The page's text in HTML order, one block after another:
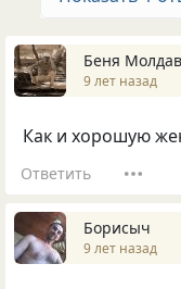
Беня
9 лет назад
Как и хорошую
Ответить
Борисыч
9 лет назад